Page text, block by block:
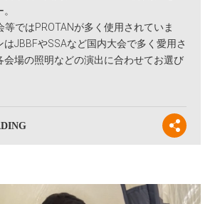
等ではPROTANが多く使用されていま
JBBFやSSAなど国内大会で多く愛用さ
会場の照明などの演出に合わせてお選び